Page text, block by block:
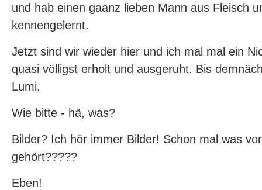
und hab einen gaanz lieben Mann aus Fleisch
kennengelernt.
Jetzt sind wir wieder hier und ich mal mal ein
quasi völligst erholt und ausgeruht. Bis
Lumi.
Wie bitte - hä, was?
Bilder? Ich hör immer Bilder! Schon mal was
gehört?????
Eben!